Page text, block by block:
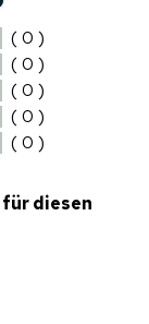
( 0 )
( 0 )
( 0 )
( 0 )
( 0 )
für diesen